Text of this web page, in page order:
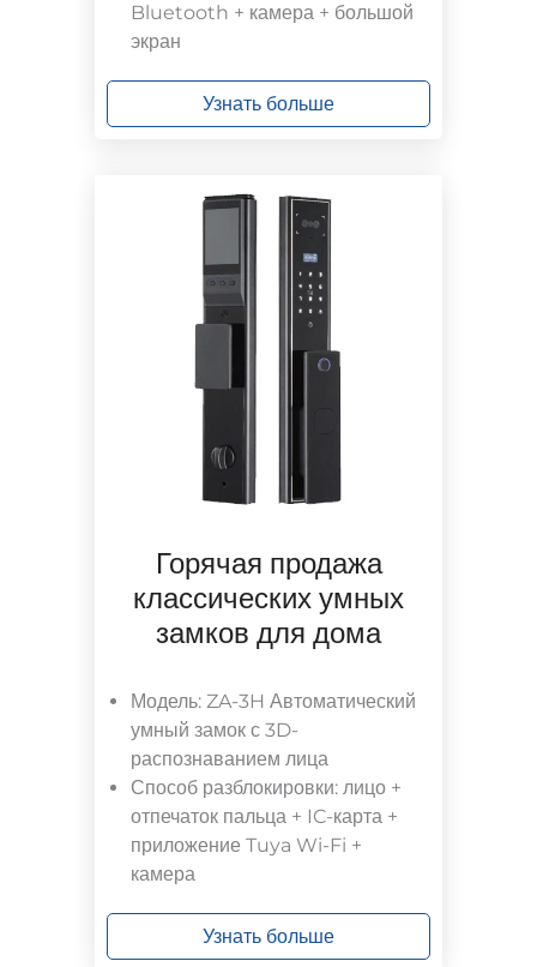
Bluetooth + камера + большой
экран
Узнать больше
Горячая продажа
классических умных
замков для дома
Модель: ZA-3H Автоматический
умный замок с 3D-
распознаванием лица
Способ разблокировки: лицо +
отпечаток пальца + IC-карта +
приложение Tuya Wi-Fi +
камера
Узнать больше